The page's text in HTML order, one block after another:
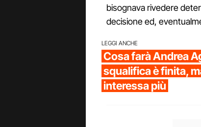
bisognava rivedere
decisione ed,
LEGGI ANCHE
Cosa farà Andrea
squalifica è finita,
interessa più